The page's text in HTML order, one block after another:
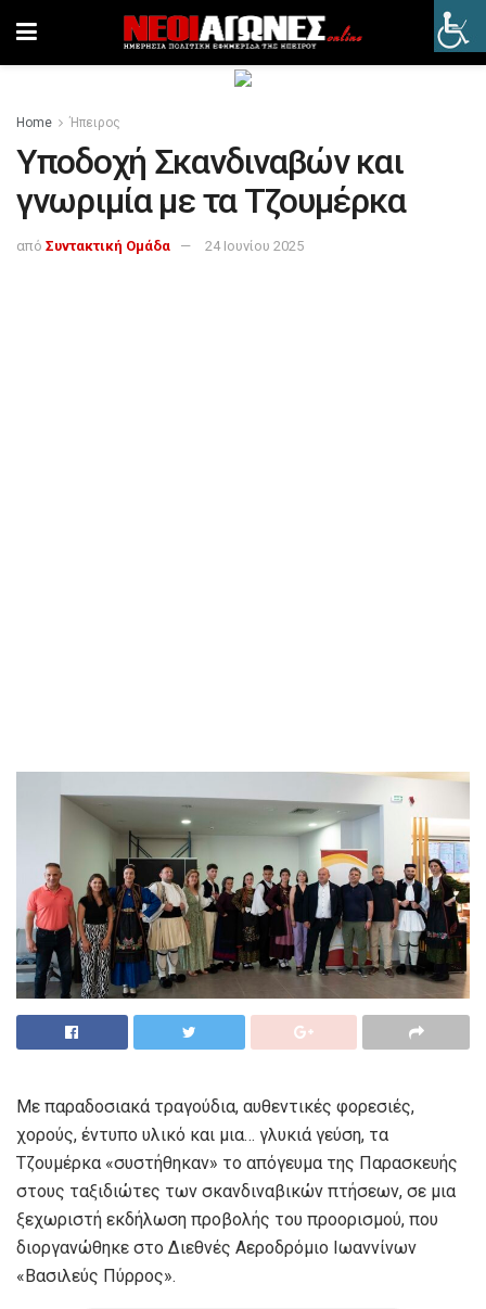
Home Ήπειρος
Υποδοχή Σκανδιναβών και
γνωριμία με τα Τζουμέρκα
από Συντακτική Ομάδα 24 Ιουνίου 2025
Με παραδοσιακά τραγούδια, αυθεντικές φορεσιές,
χορούς, έντυπο υλικό και μια… γλυκιά γεύση, τα
Τζουμέρκα «συστήθηκαν» το απόγευμα της Παρασκευής
στους ταξιδιώτες των σκανδιναβικών πτήσεων, σε μια
ξεχωριστή εκδήλωση προβολής του προορισμού, που
διοργανώθηκε στο Διεθνές Αεροδρόμιο Ιωαννίνων
«Βασιλεύς Πύρρος».